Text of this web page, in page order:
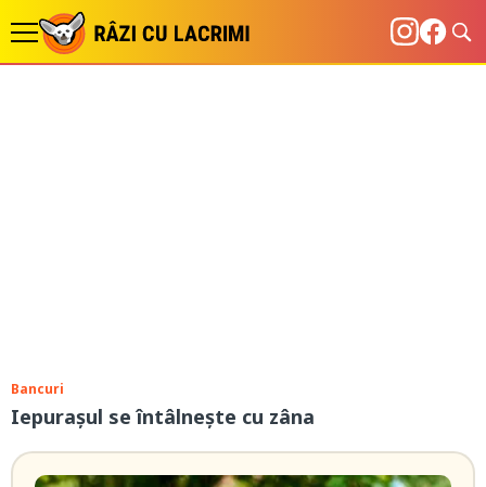
Bancuri
Iepurașul se întâlnește cu zâna